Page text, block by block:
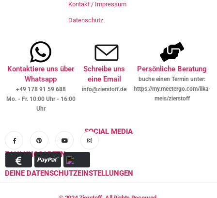
Kontakt / Impressum
Datenschutz
Kontaktiere uns über
Whatsapp
+49 178 91 59 688
Mo. - Fr. 10:00 Uhr - 16:00
Uhr
Schreibe uns
eine Email
info@zierstoff.de
Persönliche Beratung
buche einen Termin unter:
https://my.meetergo.com/ilka-
meis/zierstoff
SOCIAL MEDIA
ZAHLUNGSARTEN
DEINE DATENSCHUTZEINSTELLUNGEN